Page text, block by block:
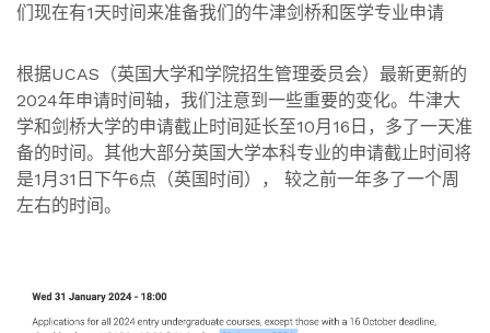
们现在有1天时间来准备我们的牛津剑桥和医学专业申请
根据UCAS（英国大学和学院招生管理委员会）最新更新的
2024年申请时间轴，我们注意到一些重要的变化。牛津大
学和剑桥大学的申请截止时间延长至10月16日，多了一天准
备的时间。其他大部分英国大学本科专业的申请截止时间将
是1月31日下午6点（英国时间）， 较之前一年多了一个周
左右的时间。